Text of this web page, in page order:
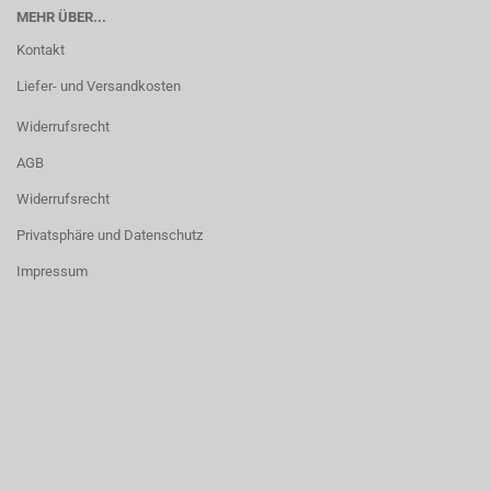
MEHR ÜBER...
Kontakt
Liefer- und Versandkosten
Widerrufsrecht
AGB
Widerrufsrecht
Privatsphäre und Datenschutz
Impressum